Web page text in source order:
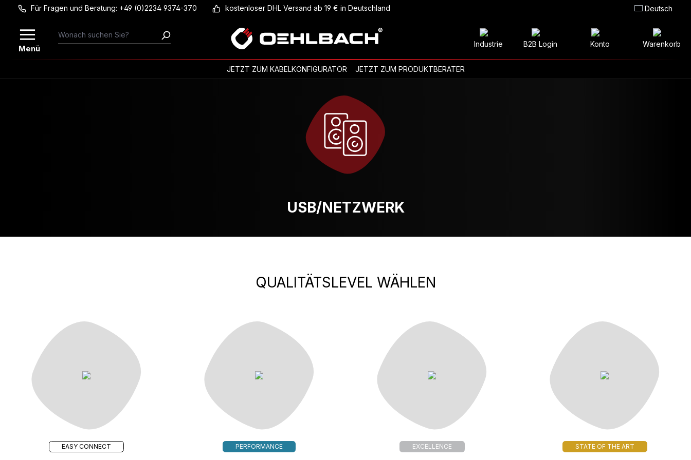
Zum Hauptinhalt springen
Für Fragen und Beratung: +49 (0)2234 9374-370 kostenloser DHL Versand ab 19 € in Deutschland Deutsch
Menü Industrie B2B Login Konto Warenkorb
JETZT ZUM KABELKONFIGURATOR JETZT ZUM PRODUKTBERATER
USB/NETZWERK
QUALITÄTSLEVEL WÄHLEN
EASY CONNECT PERFORMANCE EXCELLENCE STATE OF THE ART